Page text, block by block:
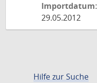
Importdatum:
29.05.2012
Hilfe zur Suche